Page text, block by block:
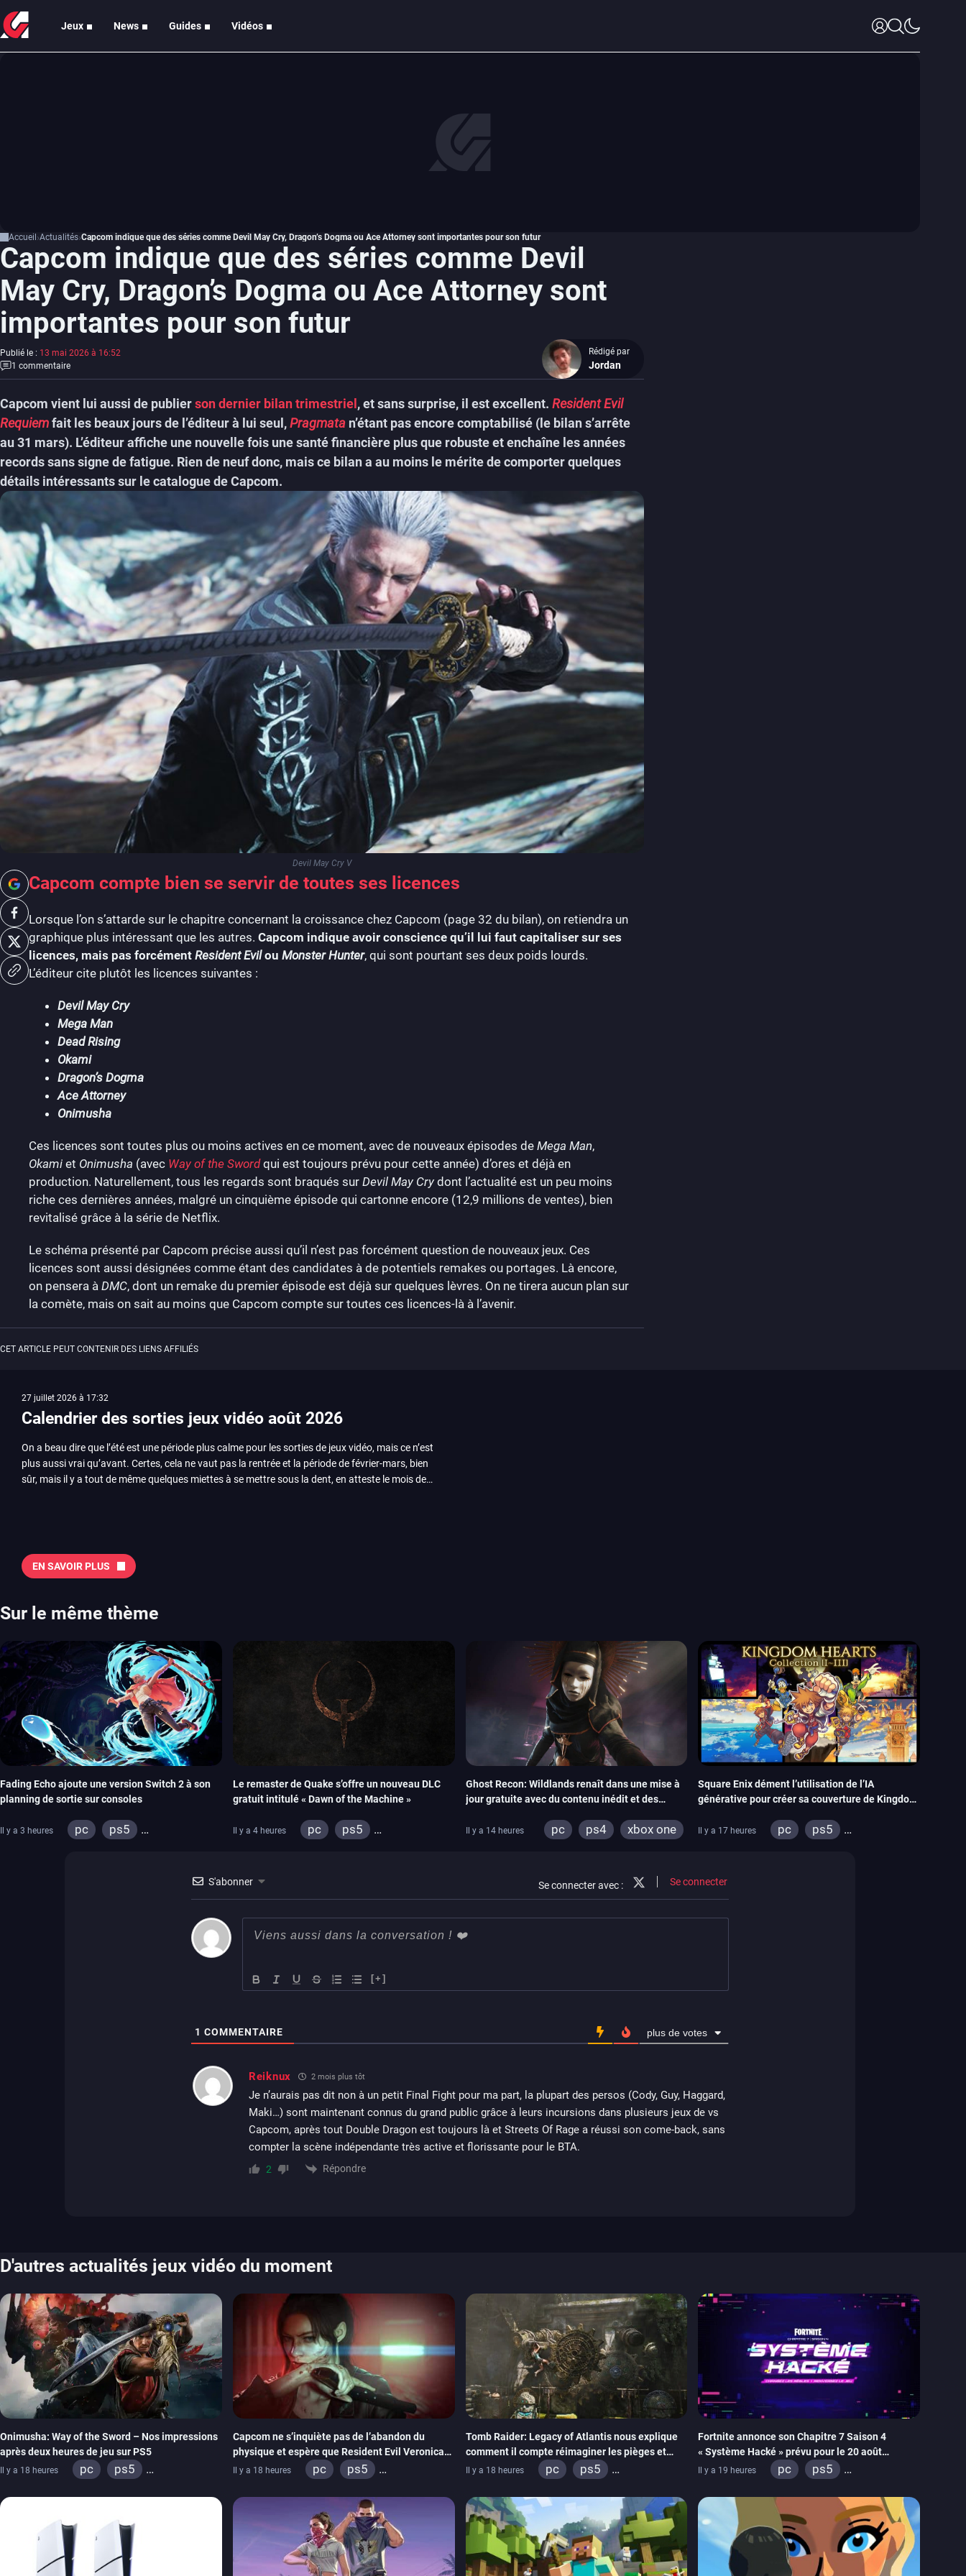
Jeux News Guides Vidéos
Accueil Actualités Capcom indique que des séries comme Devil May Cry, Dragon’s Dogma ou Ace Attorney sont importantes pour son futur
Capcom indique que des séries comme Devil
May Cry, Dragon’s Dogma ou Ace Attorney sont
importantes pour son futur
Publié le : 13 mai 2026 à 16:52
1 commentaire
Rédigé par
Jordan
Capcom vient lui aussi de publierson dernier bilan trimestriel , et sans surprise, il est excellent. Resident Evil
Requiemfait les beaux jours de l’éditeur à lui seul,Pragmata n’étant pas encore comptabilisé (le bilan s’arrête
au 31 mars). L’éditeur affiche une nouvelle fois une santé financière plus que robuste et enchaîne les années
records sans signe de fatigue. Rien de neuf donc, mais ce bilan a au moins le mérite de comporter quelques
détails intéressants sur le catalogue de Capcom.
Devil May Cry V
Capcom compte bien se servir de toutes ses licences
Lorsque l’on s’attarde sur le chapitre concernant la croissance chez Capcom (page 32 du bilan), on retiendra un
graphique plus intéressant que les autres. Capcom indique avoir conscience qu’il lui faut capitaliser sur ses
licences, mais pas forcément Resident Evilou Monster Hunter, qui sont pourtant ses deux poids lourds.
L’éditeur cite plutôt les licences suivantes :
Devil May Cry
Mega Man
Dead Rising
Okami
Dragon’s Dogma
Ace Attorney
Onimusha
Ces licences sont toutes plus ou moins actives en ce moment, avec de nouveaux épisodes de Mega Man,
Okami et Onimusha (avec Way of the Swordqui est toujours prévu pour cette année) d’ores et déjà en
production. Naturellement, tous les regards sont braqués sur Devil May Cry dont l’actualité est un peu moins
riche ces dernières années, malgré un cinquième épisode qui cartonne encore (12,9 millions de ventes), bien
revitalisé grâce à la série de Netflix.
Le schéma présenté par Capcom précise aussi qu’il n’est pas forcément question de nouveaux jeux. Ces
licences sont aussi désignées comme étant des candidates à de potentiels remakes ou portages. Là encore,
on pensera à DMC, dont un remake du premier épisode est déjà sur quelques lèvres. On ne tirera aucun plan sur
la comète, mais on sait au moins que Capcom compte sur toutes ces licences-là à l’avenir.
CET ARTICLE PEUT CONTENIR DES LIENS AFFILIÉS
27 juillet 2026 à 17:32
Calendrier des sorties jeux vidéo août 2026
On a beau dire que l’été est une période plus calme pour les sorties de jeux vidéo, mais ce n’est
plus aussi vrai qu’avant. Certes, cela ne vaut pas la rentrée et la période de février-mars, bien
sûr, mais il y a tout de même quelques miettes à se mettre sous la dent, en atteste le mois de
Tokon ou encore Beast of Reincarnation, qui nous montre que Game Freak sait faire autre
chose d’ambitieux que Pokémon. On n’oubliera pas la période de Gamescom, avec Star Wars,
2026 Vous trouverez ici tous les jeux majeurs qui sortiront au mois de juin. Vous trouverez
aussi les jeux de ce mois dans notre page dédiée…
EN SAVOIR PLUS
Sur le même thème
Fading Echo ajoute une version Switch 2 à son
planning de sortie sur consoles
Il y a 3 heures pc
ps5
Le remaster de Quake s’offre un nouveau DLC
gratuit intitulé « Dawn of the Machine »
Il y a 4 heures pc
ps5
Ghost Recon: Wildlands renaît dans une mise à
jour gratuite avec du contenu inédit et des
Il y a 14 heures pc ps4 xbox one
Square Enix dément l’utilisation de l’IA
générative pour créer sa couverture de Kingdom
Il y a 17 heures pc
ps5
S'abonner Se connecter avec : Se connecter
[+]
1 COMMENTAIRE plus de votes
Reiknux 2 mois plus tôt
Je n’aurais pas dit non à un petit Final Fight pour ma part, la plupart des persos (Cody, Guy, Haggard,
Maki…) sont maintenant connus du grand public grâce à leurs incursions dans plusieurs jeux de vs
Capcom, après tout Double Dragon est toujours là et Streets Of Rage a réussi son come-back, sans
compter la scène indépendante très active et florissante pour le BTA.
2 Répondre
D'autres actualités jeux vidéo du moment
Onimusha: Way of the Sword – Nos impressions
après deux heures de jeu sur PS5
Il y a 18 heures pc
ps5
Capcom ne s’inquiète pas de l’abandon du
physique et espère que Resident Evil Veronica
imitera Requiem pour dynamiser la série
Il y a 18 heures pc
ps5
Tomb Raider: Legacy of Atlantis nous explique
comment il compte réimaginer les pièges et
énigmes dans une nouvelle vidéo des coulisses
de développement
Il y a 18 heures pc
ps5
Fortnite annonce son Chapitre 7 Saison 4
« Système Hacké » prévu pour le 20 août
prochain, tandis que Les Simpson ont fait leur
Il y a 19 heures pc
ps5
ios
android
ps4
xbox one
switch 2